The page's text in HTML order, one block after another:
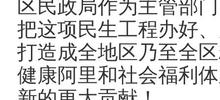
区民政局作为主管部
把这项民生工程办好
打造成全地区乃至全
健康阿里和社会福利